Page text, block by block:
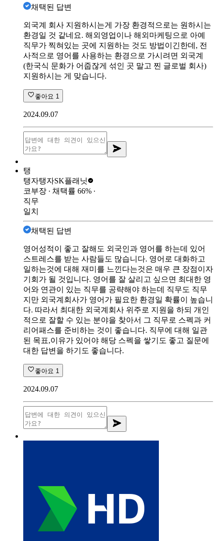
채택된 답변
외국계 회사 지원하시는게 가장 환경적으로는 원하시는
환경일 것 같네요. 해외영업이나 해외마케팅으로 아예
직무가 찍혀있는 곳에 지원하는 것도 방법이긴한데, 전
사적으로 영어를 사용하는 환경으로 가시려면 외국계
(한국식 문화가 어줍잖게 섞인 곳 말고 찐 글로벌 회사)
지원하시는 게 맞습니다.
좋아요 1
2024.09.07
탱
탱자탱자SK플래닛
코부장 ∙ 채택률 66% ∙
직무
일치
채택된 답변
영어성적이 좋고 잘해도 외국인과 영어를 하는데 있어
스트레스를 받는 사람들도 많습니다. 영어로 대화하고
일하는것에 대해 재미를 느낀다는것은 매우 큰 장점이자
기회가 될 것입니다. 영어를 잘 살리고 싶으면 최대한 영
어와 연관이 있는 직무를 공략해야 하는데 직무도 직무
지만 외국계회사가 영어가 필요한 환경일 확률이 높습니
다. 따라서 최대한 외국계회사 위주로 지원을 하되 개인
적으로 잘할 수 있는 분야을 찾아서 그 직무로 스펙과 커
리어패스를 준비하는 것이 좋습니다. 직무에 대해 일관
된 목표,이유가 있어야 해당 스펙을 쌓기도 좋고 질문에
대한 답변을 하기도 좋습니다.
좋아요 1
2024.09.07